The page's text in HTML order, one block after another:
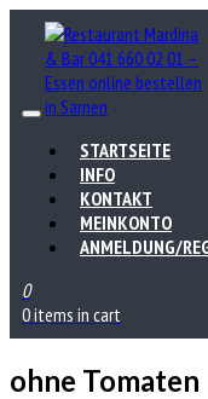
STARTSEITE
INFO
KONTAKT
MEINKONTO
ANMELDUNG/
0
0 items in cart
ohne Tomaten